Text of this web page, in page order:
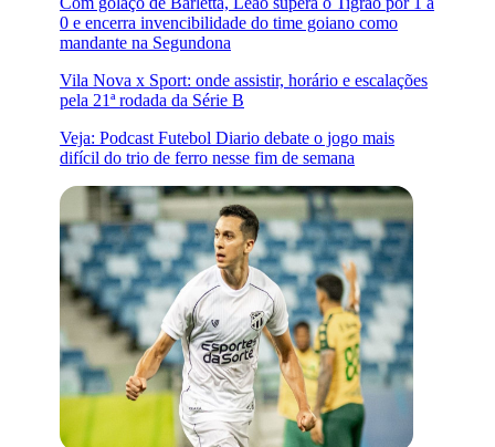
0 e encerra invencibilidade do time goiano como
mandante na Segundona
Vila Nova x Sport: onde assistir, horário e escalações
pela 21ª rodada da Série B
Veja: Podcast Futebol Diario debate o jogo mais
difícil do trio de ferro nesse fim de semana